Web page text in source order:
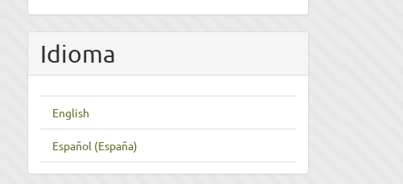
Idioma
English
Español (España)